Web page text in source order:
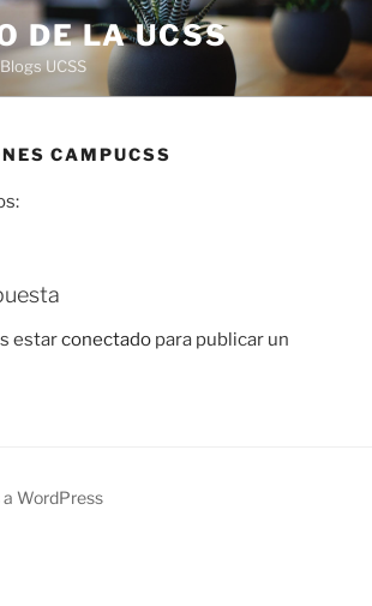
DE LA UCSS
UCSS
CAMPUCSS
estarconectado para publicar un
WordPress